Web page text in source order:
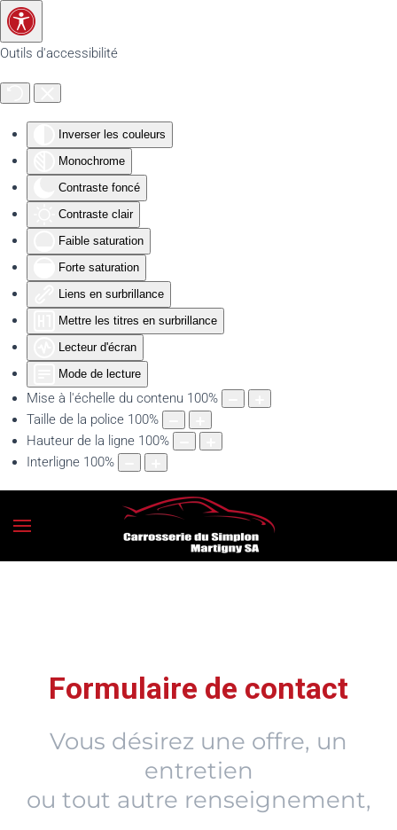
Outils d'accessibilité
Inverser les couleurs
Monochrome
Contraste foncé
Contraste clair
Faible saturation
Forte saturation
Liens en surbrillance
Mettre les titres en surbrillance
Lecteur d'écran
Mode de lecture
Mise à l'échelle du contenu 100%
Taille de la police 100%
Hauteur de la ligne 100%
Interligne 100%
Accéder au contenu principal
Formulaire de contact
Vous désirez une offre, un
entretien
ou tout autre renseignement,